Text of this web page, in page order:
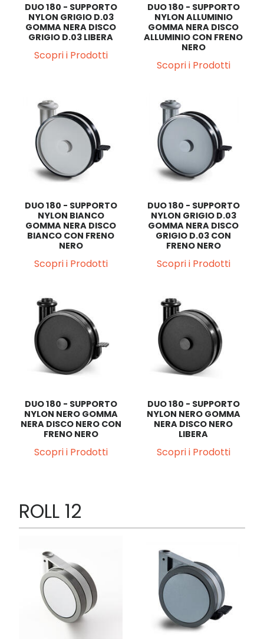
DUO 180 - SUPPORTO
NYLON GRIGIO D.03
GOMMA NERA DISCO
GRIGIO D.03 LIBERA
Scopri i Prodotti
DUO 180 - SUPPORTO
NYLON ALLUMINIO
GOMMA NERA DISCO
ALLUMINIO CON FRENO
NERO
Scopri i Prodotti
DUO 180 - SUPPORTO
NYLON BIANCO
GOMMA NERA DISCO
BIANCO CON FRENO
NERO
Scopri i Prodotti
DUO 180 - SUPPORTO
NYLON GRIGIO D.03
GOMMA NERA DISCO
GRIGIO D.03 CON
FRENO NERO
Scopri i Prodotti
DUO 180 - SUPPORTO
NYLON NERO GOMMA
NERA DISCO NERO CON
FRENO NERO
Scopri i Prodotti
DUO 180 - SUPPORTO
NYLON NERO GOMMA
NERA DISCO NERO
LIBERA
Scopri i Prodotti
ROLL 12